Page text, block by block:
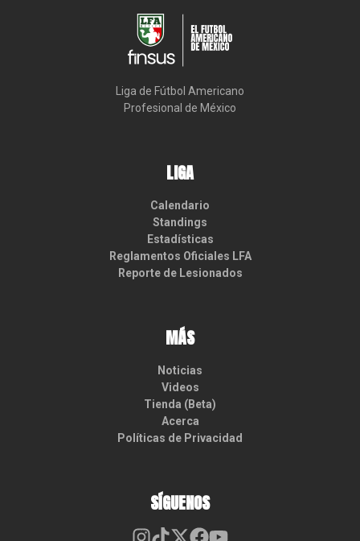
Liga de Fútbol Americano
Profesional de México
LIGA
Calendario
Standings
Estadísticas
Reglamentos Oficiales LFA
Reporte de Lesionados
MÁS
Noticias
Videos
Tienda (Beta)
Acerca
Políticas de Privacidad
SÍGUENOS